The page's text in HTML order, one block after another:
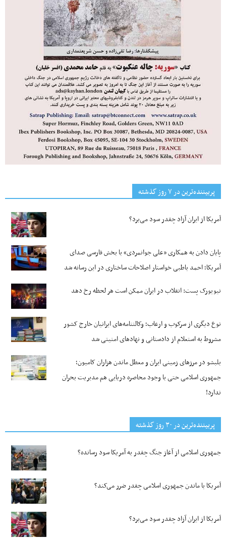
پربیننده‌ترین‌ در ۷ روز گذشته
آمریکا از ایران آزاد چقدر سود می‌برد؟
پایان دادن به همکاری «علی جوانمردی» با بخش فارسی صدای
آمریکا؛ احمد باطبی خواستار اصلاحات ساختاری در این رسانه شد
نیویورک پست: انقلاب در ایران ممکن است هر لحظه رخ دهد
نوع دیگری از سرکوب و ارعاب؛ وکالتنامه‌های ایرانیان خارج کشور
مشروط به استعلام از دادستانی و نهادهای امنیتی شد
بلبشو در مرزهای زمینی ایران و معطل ماندن هزاران کامیون؛
جمهوری اسلامی حتی با وجود محاصره دریایی هم مدیریت بحران
ندارد!
پربیننده‌ترین‌ در ۳۰ روز گذشته
جمهوری اسلامی از آغاز جنگ چقدر به آمریکا سود رسانده؟
آمریکا با ماندن جمهوری اسلامی چقدر ضرر می‌کند؟
آمریکا از ایران آزاد چقدر سود می‌برد؟